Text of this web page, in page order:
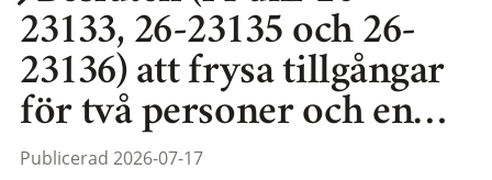
23133, 26-23135 och 26-
23136) att frysa tillgångar
för två personer och en…
Publicerad 2026-07-17